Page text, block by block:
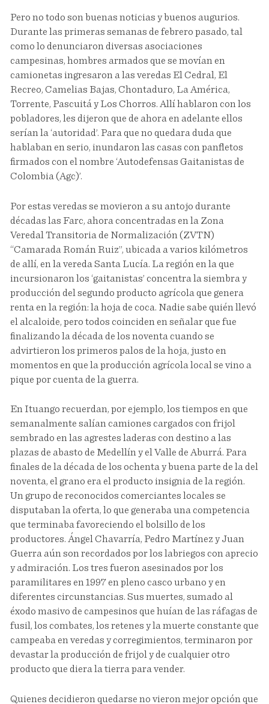
Pero no todo son buenas noticias y buenos augurios.
Durante las primeras semanas de febrero pasado, tal
como lo denunciaron diversas asociaciones
campesinas, hombres armados que se movían en
camionetas ingresaron a las veredas El Cedral, El
Recreo, Camelias Bajas, Chontaduro, La América,
Torrente, Pascuitá y Los Chorros. Allí hablaron con los
pobladores, les dijeron que de ahora en adelante ellos
serían la ‘autoridad’. Para que no quedara duda que
hablaban en serio, inundaron las casas con panfletos
firmados con el nombre ‘Autodefensas Gaitanistas de
Colombia (Agc)’.
Por estas veredas se movieron a su antojo durante
décadas las Farc, ahora concentradas en la Zona
Veredal Transitoria de Normalización (ZVTN)
“Camarada Román Ruiz”, ubicada a varios kilómetros
de allí, en la vereda Santa Lucía. La región en la que
incursionaron los ‘gaitanistas’ concentra la siembra y
producción del segundo producto agrícola que genera
renta en la región: la hoja de coca. Nadie sabe quién llevó
el alcaloide, pero todos coinciden en señalar que fue
finalizando la década de los noventa cuando se
advirtieron los primeros palos de la hoja, justo en
momentos en que la producción agrícola local se vino a
pique por cuenta de la guerra.
En Ituango recuerdan, por ejemplo, los tiempos en que
semanalmente salían camiones cargados con frijol
sembrado en las agrestes laderas con destino a las
plazas de abasto de Medellín y el Valle de Aburrá. Para
finales de la década de los ochenta y buena parte de la del
noventa, el grano era el producto insignia de la región.
Un grupo de reconocidos comerciantes locales se
disputaban la oferta, lo que generaba una competencia
que terminaba favoreciendo el bolsillo de los
productores. Ángel Chavarría, Pedro Martínez y Juan
Guerra aún son recordados por los labriegos con aprecio
y admiración. Los tres fueron asesinados por los
paramilitares en 1997 en pleno casco urbano y en
diferentes circunstancias. Sus muertes, sumado al
éxodo masivo de campesinos que huían de las ráfagas de
fusil, los combates, los retenes y la muerte constante que
campeaba en veredas y corregimientos, terminaron por
devastar la producción de frijol y de cualquier otro
producto que diera la tierra para vender.
Quienes decidieron quedarse no vieron mejor opción que